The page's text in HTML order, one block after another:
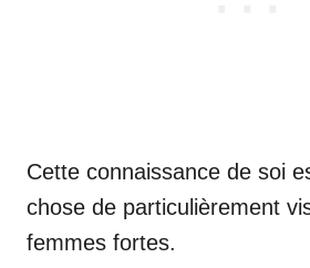
Cette connaissance de soi
chose de particulièrement
femmes fortes.